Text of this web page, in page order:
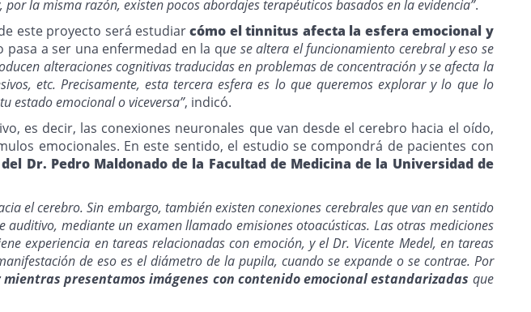
la misma razón, existen pocos abordajes terapéuticos basados en la evidencia”.
este proyecto será estudiarcómo el tinnitus afecta la esfera emocional y
pasa a ser una enfermedad en la que se altera el funcionamiento cerebral y eso se
alteraciones cognitivas traducidas en problemas de concentración y se afecta la
etc. Precisamente, esta tercera esfera es lo que queremos explorar y lo que lo
estado emocional o viceversa”, indicó.
es decir, las conexiones neuronales que van desde el cerebro hacia el oído,
emocionales. En este sentido, el estudio se compondrá de pacientes con
Dr. Pedro Maldonado de la Facultad de Medicina de la Universidad de
el cerebro. Sin embargo, también existen conexiones cerebrales que van en sentido
mediante un examen llamado emisiones otoacústicas. Las otras mediciones
experiencia en tareas relacionadas con emoción, y el Dr. Vicente Medel, en tareas
de eso es el diámetro de la pupila, cuando se expande o se contrae. Por
presentamos imágenes con contenido emocional estandarizadas que